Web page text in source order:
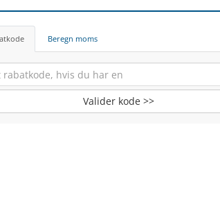
Beregn moms
Valider kode >>